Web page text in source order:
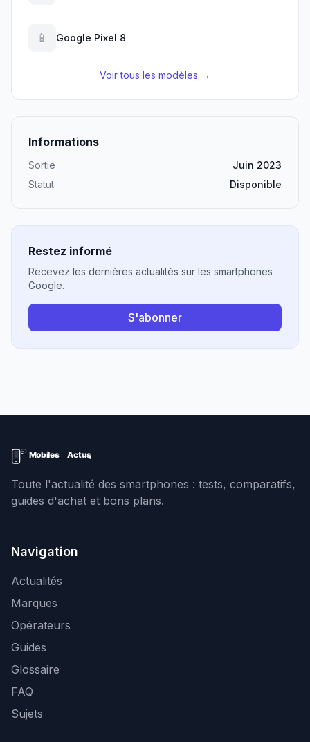
📱 Google Pixel 8
Voir tous les modèles →
Informations
Sortie
Juin 2023
Statut
Disponible
Restez informé
Recevez les dernières actualités sur les smartphones
Google.
S'abonner
Toute l'actualité des smartphones : tests, comparatifs,
guides d'achat et bons plans.
Navigation
Actualités
Marques
Opérateurs
Guides
Glossaire
FAQ
Sujets